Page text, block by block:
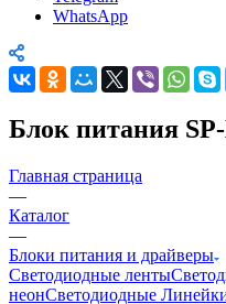
WhatsApp
Блок питания
Главная страница
—
Каталог
—
Блоки питания и драйверы
Светодиодные ленты
неонСветодиодные